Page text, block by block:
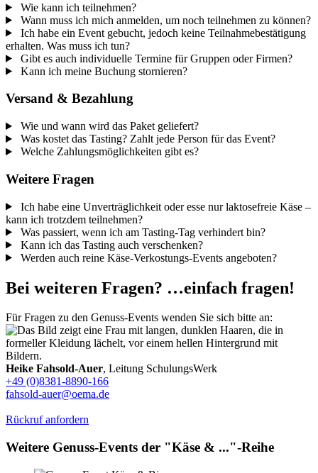
Wie kann ich teilnehmen?
Wann muss ich mich anmelden, um noch teilnehmen zu können?
Ich habe ein Event gebucht, jedoch keine Teilnahmebestätigung
erhalten. Was muss ich tun?
Gibt es auch individuelle Termine für Gruppen oder Firmen?
Kann ich meine Buchung stornieren?
Versand & Bezahlung
Wie und wann wird das Paket geliefert?
Was kostet das Tasting? Zahlt jede Person für das Event?
Welche Zahlungsmöglichkeiten gibt es?
Weitere Fragen
Ich habe eine Unverträglichkeit oder esse nur laktosefreie Käse –
kann ich trotzdem teilnehmen?
Was passiert, wenn ich am Tasting-Tag verhindert bin?
Kann ich das Tasting auch verschenken?
Werden auch reine Käse-Verkostungs-Events angeboten?
Bei weiteren Fragen? …einfach fragen!
Für Fragen zu den Genuss-Events wenden Sie sich bitte an:
Heike Fahsold-Auer, Leitung SchulungsWerk
+49 (0)8381-8890-166
fahsold-auer@oema.de
Rückruf anfordern
Weitere Genuss-Events der "Käse & ..."-Reihe